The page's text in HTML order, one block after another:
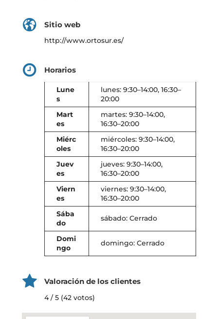
Sitio web
http://www.ortosur.es/
Horarios
Lune
s
lunes: 9:30–14:00, 16:30–
20:00
Mart
es
martes: 9:30–14:00,
16:30–20:00
Miérc
oles
miércoles: 9:30–14:00,
16:30–20:00
Juev
es
jueves: 9:30–14:00,
16:30–20:00
Viern
es
viernes: 9:30–14:00,
16:30–20:00
Sába
do
sábado: Cerrado
Domi
ngo
domingo: Cerrado
Valoración de los clientes
4 / 5 (42 votos)